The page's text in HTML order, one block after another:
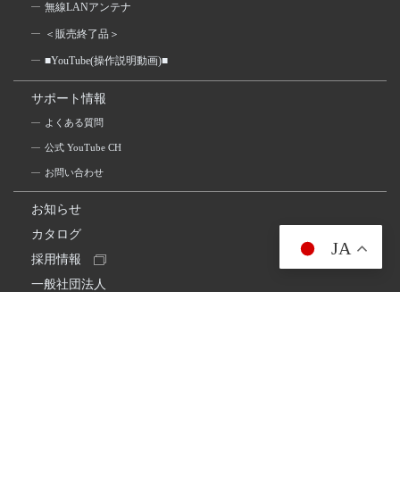
無線LANアンテナ
＜販売終了品＞
■YouTube(操作説明動画)■
サポート情報
よくある質問
公式 YouTube CH
お問い合わせ
お知らせ
カタログ
採用情報
一般社団法人
JA